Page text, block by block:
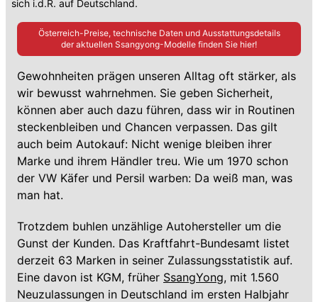
sich i.d.R. auf Deutschland.
Österreich-Preise, technische Daten und Ausstattungsdetails
der aktuellen Ssangyong-Modelle finden Sie hier!
Gewohnheiten prägen unseren Alltag oft stärker, als
wir bewusst wahrnehmen. Sie geben Sicherheit,
können aber auch dazu führen, dass wir in Routinen
steckenbleiben und Chancen verpassen. Das gilt
auch beim Autokauf: Nicht wenige bleiben ihrer
Marke und ihrem Händler treu. Wie um 1970 schon
der VW Käfer und Persil warben: Da weiß man, was
man hat.
Trotzdem buhlen unzählige Autohersteller um die
Gunst der Kunden. Das Kraftfahrt-Bundesamt listet
derzeit 63 Marken in seiner Zulassungsstatistik auf.
Eine davon ist KGM, früher SsangYong, mit 1.560
Neuzulassungen in Deutschland im ersten Halbjahr